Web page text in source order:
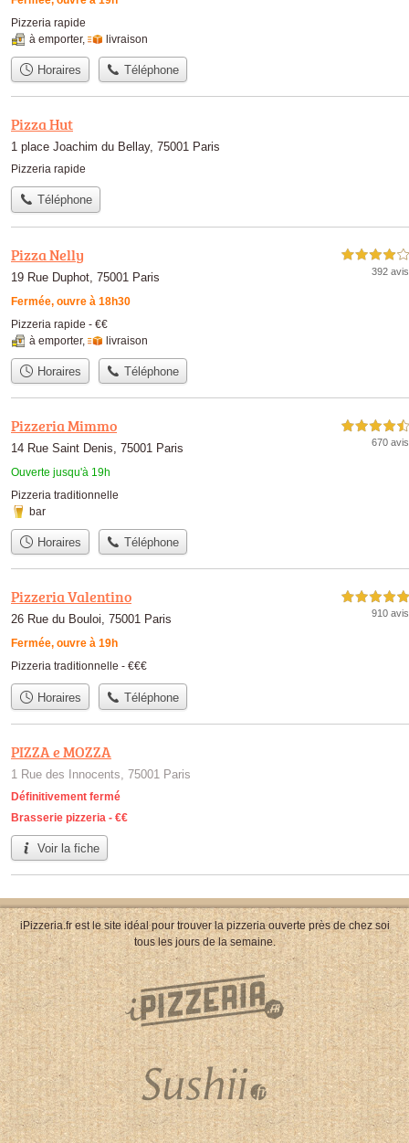
Pizzeria rapide
à emporter, livraison
Horaires Téléphone
Pizza Hut
1 place Joachim du Bellay, 75001 Paris
Pizzeria rapide
Téléphone
Pizza Nelly
19 Rue Duphot, 75001 Paris
Fermée, ouvre à 18h30
4,0 étoiles sur 5
392 avis
Pizzeria rapide - €€
à emporter, livraison
Horaires Téléphone
Pizzeria Mimmo
14 Rue Saint Denis, 75001 Paris
Ouverte jusqu'à 19h
4,5 étoiles sur 5
670 avis
Pizzeria traditionnelle
bar
Horaires Téléphone
Pizzeria Valentino
26 Rue du Bouloi, 75001 Paris
Fermée, ouvre à 19h
5,0 étoiles sur 5
910 avis
Pizzeria traditionnelle - €€€
Horaires Téléphone
PIZZA e MOZZA
1 Rue des Innocents, 75001 Paris
Définitivement fermé
Brasserie pizzeria - €€
Voir la fiche
iPizzeria.fr est le site idéal pour trouver la pizzeria ouverte près de chez soi
tous les jours de la semaine.